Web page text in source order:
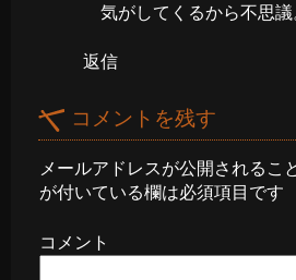
気がしてくるから不思議
返信
コメントを残す
メールアドレスが公開されるこ
が付いている欄は必須項目です
コメント